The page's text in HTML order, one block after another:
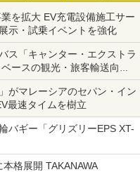
を拡大 EV充電設備施工サー
示・試乗イベントを強化
ス「キャンター・エクストラ
ースの観光・旅客輸送向け
がマレーシアのセパン・イン
最速タイムを樹立
バギー「グリズリーEPS XT-
格展開 TAKANAWA